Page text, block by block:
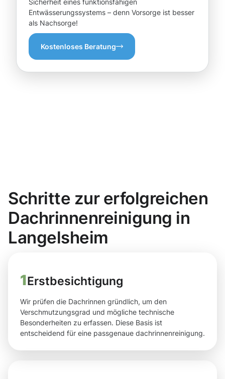
Sicherheit eines funktionsfähigen
Entwässerungssystems – denn Vorsorge ist besser
als Nachsorge!
Kostenloses Beratung
Schritte zur erfolgreichen
Dachrinnenreinigung in
Langelsheim
1Erstbesichtigung
Wir prüfen die Dachrinnen gründlich, um den
Verschmutzungsgrad und mögliche technische
Besonderheiten zu erfassen. Diese Basis ist
entscheidend für eine passgenaue dachrinnenreinigung.